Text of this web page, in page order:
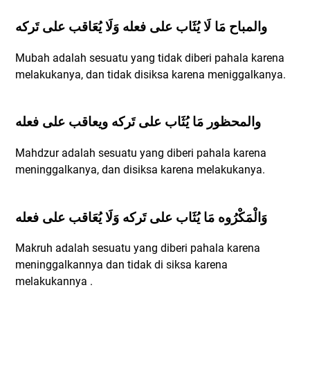
والمباح مَا لَا يُثَاب على فعله وَلَا يُعَاقب على تَركه
Mubah adalah sesuatu yang tidak diberi pahala karena
melakukanya, dan tidak disiksa karena meniggalkanya.
والمحظور مَا يُثَاب على تَركه ويعاقب على فعله
Mahdzur adalah sesuatu yang diberi pahala karena
meninggalkanya, dan disiksa karena melakukanya.
وَالْمَكْرُوه مَا يُثَاب على تَركه وَلَا يُعَاقب على فعله
Makruh adalah sesuatu yang diberi pahala karena
meninggalkannya dan tidak di siksa karena
melakukannya .